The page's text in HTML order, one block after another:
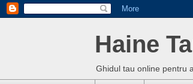
Haine
Ghidul tau online pentru